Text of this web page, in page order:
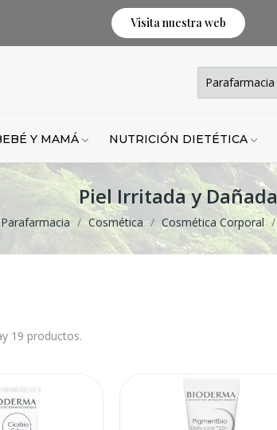
Visita nuestra web
Y MAMÁ NUTRICIÓN DIETÉTICA
Piel Irritada y Dañada
Parafarmacia Cosmética Cosmética Corporal
19 productos.